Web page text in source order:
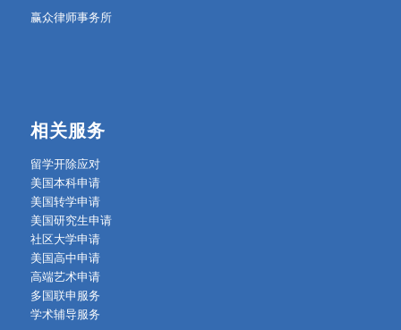
赢众律师事务所
相关服务
留学开除应对
美国本科申请
美国转学申请
美国研究生申请
社区大学申请
美国高中申请
高端艺术申请
多国联申服务
学术辅导服务